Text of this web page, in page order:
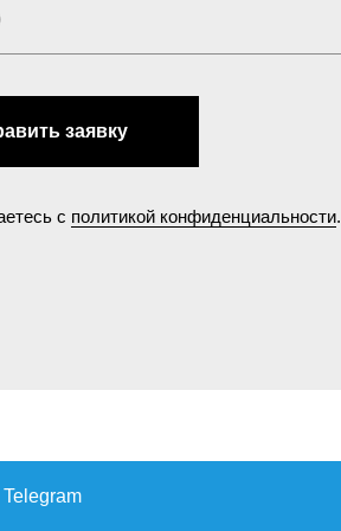
заявку
с политикой конфиденциальности.
Telegram